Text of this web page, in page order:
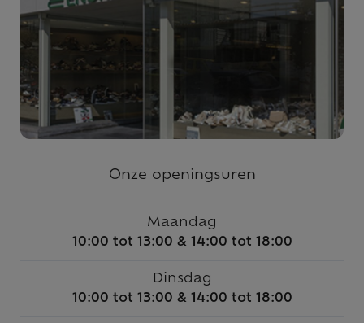
Onze openingsuren
Maandag
10:00 tot 13:00 & 14:00 tot 18:00
Dinsdag
10:00 tot 13:00 & 14:00 tot 18:00